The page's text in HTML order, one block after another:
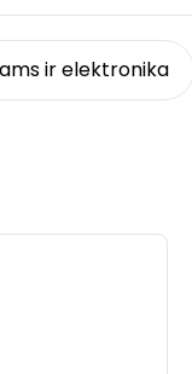
ir elektronika